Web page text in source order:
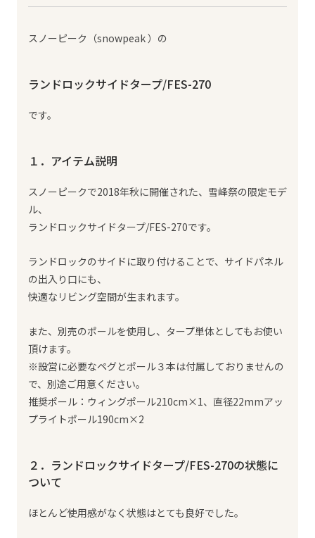
スノーピーク（snowpeak ）の
ランドロックサイドタープ/FES-270
です。
１．アイテム説明
スノーピークで2018年秋に開催された、雪峰祭の限定モデ
ル、
ランドロックサイドタープ/FES-270です。
ランドロックのサイドに取り付けることで、サイドパネル
の出入り口にも、
快適なリビング空間が生まれます。
また、別売のポールを使用し、タープ単体としてもお使い
頂けます。
※設営に必要なペグとポール３本は付属しておりませんの
で、別途ご用意ください。
推奨ポール：ウィングポール210cm×1、直径22mmアッ
プライトポール190cm×2
２．ランドロックサイドタープ/FES-270の状態に
ついて
ほとんど使用感がなく状態はとても良好でした。